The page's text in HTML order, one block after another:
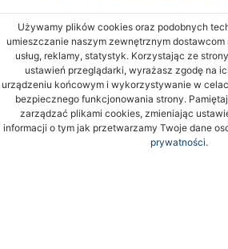
Używamy plików cookies oraz podobnych
umieszczanie naszym zewnętrznym
usług, reklamy, statystyk. Korzystając ze
ustawień przeglądarki, wyrażasz zgodę na
urządzeniu końcowym i wykorzystywanie w
bezpiecznego funkcjonowania strony.
zarządzać plikami cookies, zmieniając
informacji o tym jak przetwarzamy Twoje dane
prywatności.